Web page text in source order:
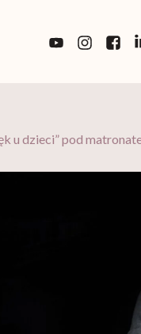
u dzieci” pod